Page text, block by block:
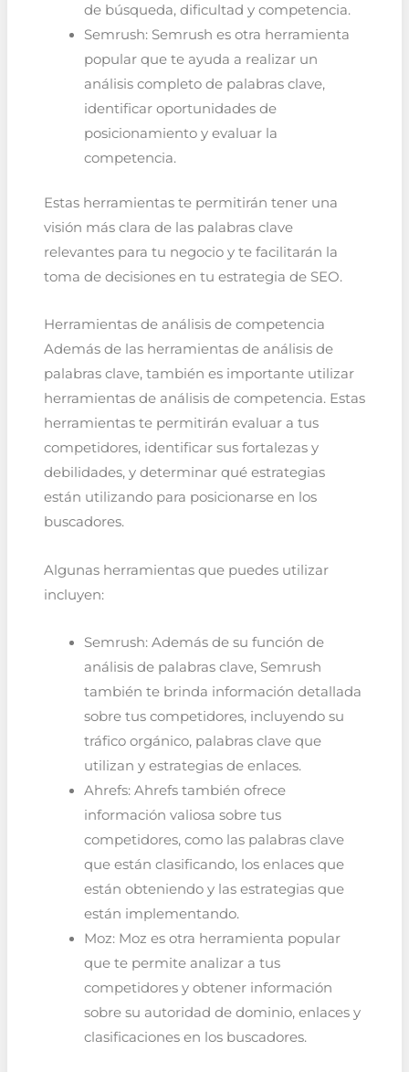
de búsqueda, dificultad y competencia.
Semrush: Semrush es otra herramienta
popular que te ayuda a realizar un
análisis completo de palabras clave,
identificar oportunidades de
posicionamiento y evaluar la
competencia.
Estas herramientas te permitirán tener una
visión más clara de las palabras clave
relevantes para tu negocio y te facilitarán la
toma de decisiones en tu estrategia de SEO.
Herramientas de análisis de competencia
Además de las herramientas de análisis de
palabras clave, también es importante utilizar
herramientas de análisis de competencia. Estas
herramientas te permitirán evaluar a tus
competidores, identificar sus fortalezas y
debilidades, y determinar qué estrategias
están utilizando para posicionarse en los
buscadores.
Algunas herramientas que puedes utilizar
incluyen:
Semrush: Además de su función de
análisis de palabras clave, Semrush
también te brinda información detallada
sobre tus competidores, incluyendo su
tráfico orgánico, palabras clave que
utilizan y estrategias de enlaces.
Ahrefs: Ahrefs también ofrece
información valiosa sobre tus
competidores, como las palabras clave
que están clasificando, los enlaces que
están obteniendo y las estrategias que
están implementando.
Moz: Moz es otra herramienta popular
que te permite analizar a tus
competidores y obtener información
sobre su autoridad de dominio, enlaces y
clasificaciones en los buscadores.